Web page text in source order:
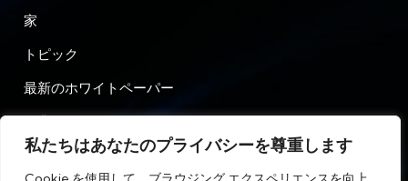
私たちはあなたのプライバシーを尊重します
家
トピック
最新のホワイトペーパー
お問い合わせ